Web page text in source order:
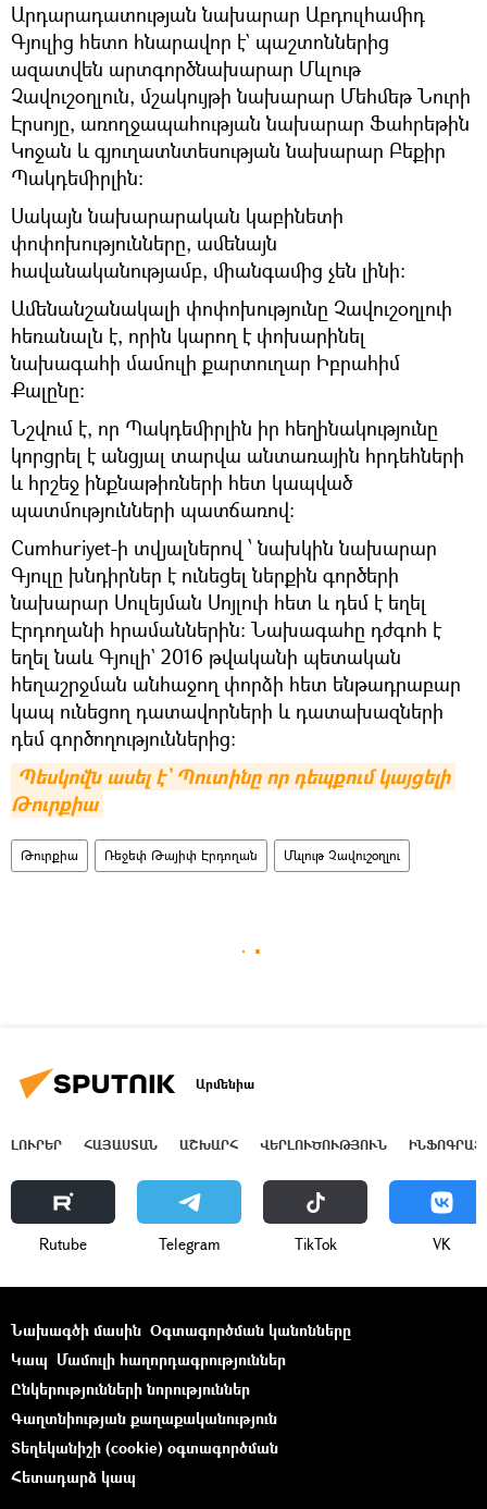
Արդարադատության նախարար Աբդուլհամիդ
Գյուլից հետո հնարավոր է` պաշտոններից
ազատվեն արտգործնախարար Մևլութ
Չավուշօղլուն, մշակույթի նախարար Մեհմեթ Նուրի
Էրսոյը, առողջապահության նախարար Ֆահրեթին
Կոջան և գյուղատնտեսության նախարար Բեքիր
Պակդեմիրլին։
Սակայն նախարարական կաբինետի
փոփոխությունները, ամենայն
հավանականությամբ, միանգամից չեն լինի։
Ամենանշանակալի փոփոխությունը Չավուշօղլուի
հեռանալն է, որին կարող է փոխարինել
նախագահի մամուլի քարտուղար Իբրահիմ
Քալընը։
Նշվում է, որ Պակդեմիրլին իր հեղինակությունը
կորցրել է անցյալ տարվա անտառային հրդեհների
և հրշեջ ինքնաթիռների հետ կապված
պատմությունների պատճառով։
Cumhuriyet-ի տվյալներով ՝ նախկին նախարար
Գյուլը խնդիրներ է ունեցել ներքին գործերի
նախարար Սուլեյման Սոյլուի հետ և դեմ է եղել
Էրդողանի հրամաններին: Նախագահը դժգոհ է
եղել նաև Գյուլի` 2016 թվականի պետական
հեղաշրջման անհաջող փորձի հետ ենթադրաբար
կապ ունեցող դատավորների և դատախազների
դեմ գործողություններից։
Պեսկովն ասել է` Պուտինը որ դեպքում կայցելի
Թուրքիա
Թուրքիա Ռեջեփ Թայիփ Էրդողան Մևլութ Չավուշօղլու
Արմենիա
ԼՈՒՐԵՐ ՀԱՅԱՍՏԱՆ ԱՇԽԱՐՀ ՎԵՐԼՈՒԾՈՒԹՅՈՒՆ
Rutube Telegram ТikТоk VK
Նախագծի մասին Օգտագործման կանոնները
Կապ Մամուլի հաղորդագրություններ
Ընկերությունների նորություններ
Գաղտնիության քաղաքականություն
Տեղեկանիշի (cookie) օգտագործման
Հետադարձ կապ